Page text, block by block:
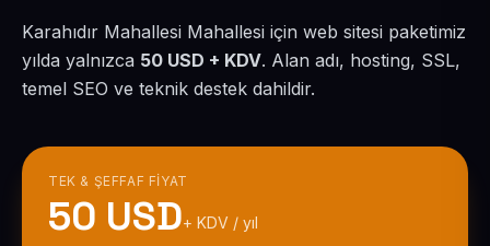
Karahıdır Mahallesi Mahallesi için web sitesi paketimiz
yılda yalnızca 50 USD + KDV. Alan adı, hosting, SSL,
temel SEO ve teknik destek dahildir.
TEK & ŞEFFAF FIYAT
50 USD+ KDV / yıl